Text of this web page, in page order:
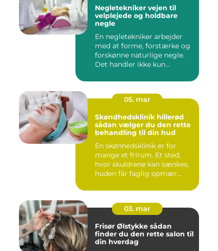
Negletekniker vejen til
velplejede og holdbare
negle
En negletekniker arbejder
med at forme, forstærke og
forskønne naturlige negle.
Det handler ikke kun...
05. mar
Skøndhedsklinik hillerød
sådan vælger du den rette
behandling til din hud
En skønhedsklinik er for
mange et frirum. Et sted,
hvor skuldrene kan sænkes,
huden får faglig opmær...
03. mar
Frisør Ølstykke sådan
finder du den rette salon til
din hverdag